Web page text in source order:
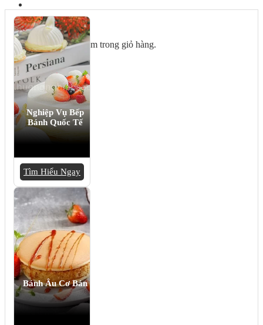
Giỏ hàng
Chưa có sản phẩm trong giỏ hàng.
Nghiệp Vụ Bếp
Bánh Quốc Tế
Tìm Hiểu Ngay
Bánh Âu Cơ Bản